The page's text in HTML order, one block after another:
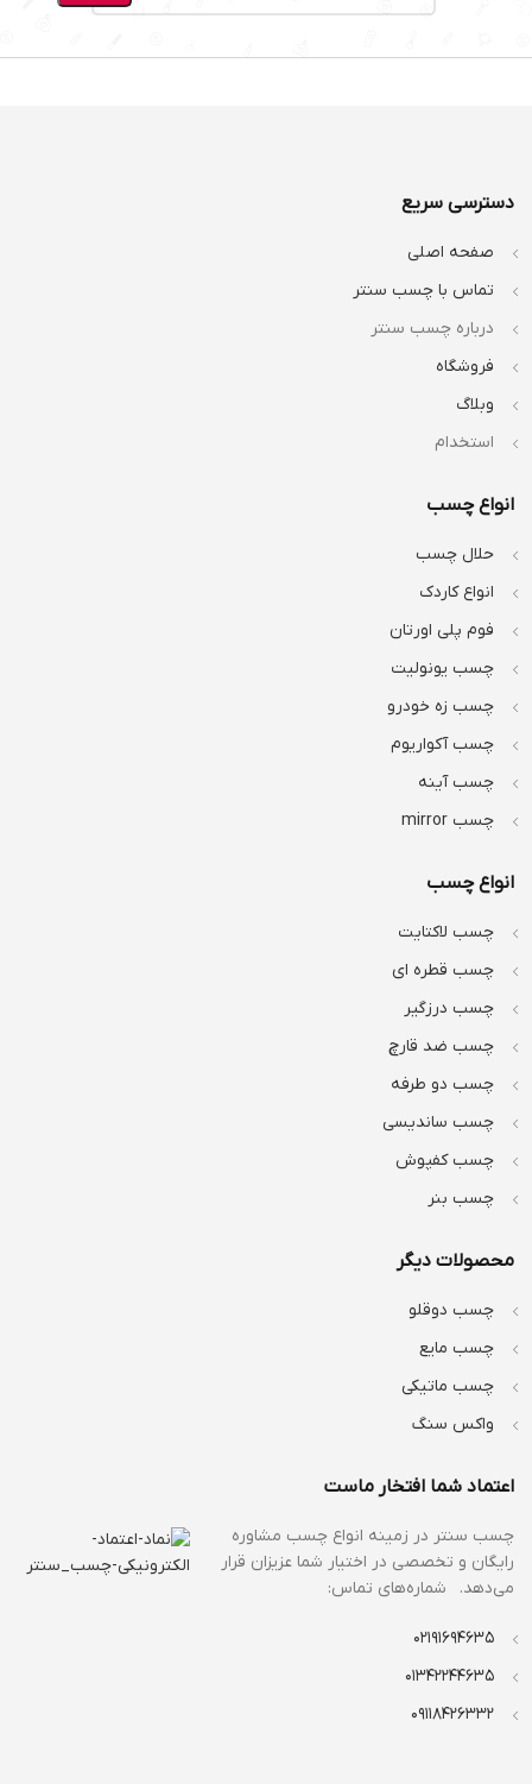
دسترسی سریع
صفحه اصلی
تماس با چسب سنتر
درباره چسب سنتر
فروشگاه
وبلاگ
استخدام
انواع چسب
حلال چسب
انواع کاردک
فوم پلی اورتان
چسب یونولیت
چسب زه خودرو
چسب آکواریوم
چسب آینه
چسب mirror
انواع چسب
چسب لاکتایت
چسب قطره ای
چسب درزگیر
چسب ضد قارچ
چسب دو طرفه
چسب ساندیسی
چسب کفپوش
چسب بنر
محصولات دیگر
چسب دوقلو
چسب مایع
چسب ماتیکی
واکس سنگ
اعتماد شما افتخار ماست
چسب سنتر در زمینه انواع چسب مشاوره
رایگان و تخصصی در اختیار شما عزیزان قرار
می‌دهد. شماره‌های تماس:
02191694635
01342244635
09118426332